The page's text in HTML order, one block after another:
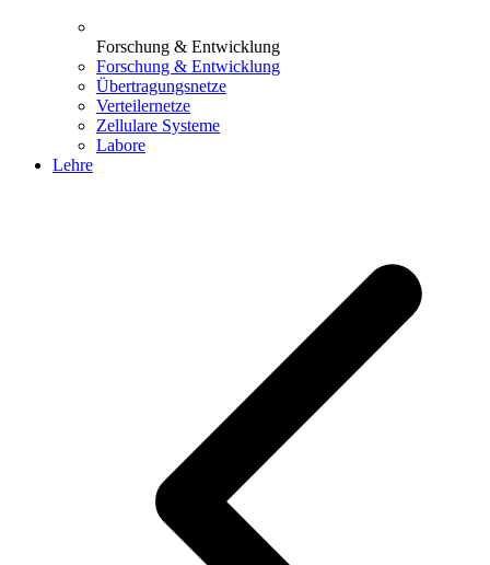
Forschung & Entwicklung
Forschung & Entwicklung
Übertragungsnetze
Verteilernetze
Zellulare Systeme
Labore
Lehre